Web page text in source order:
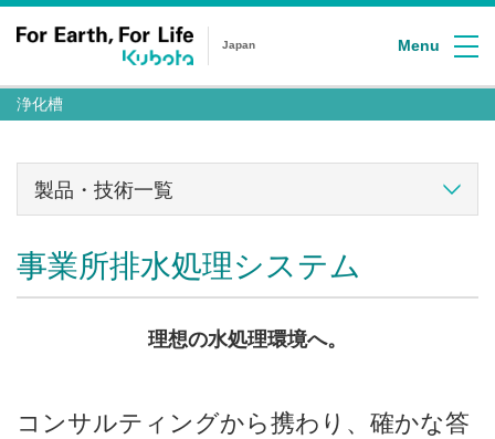
Japan Menu
浄化槽
製品・技術一覧
事業所排水処理システム
理想の水処理環境へ。
コンサルティングから携わり、確かな答